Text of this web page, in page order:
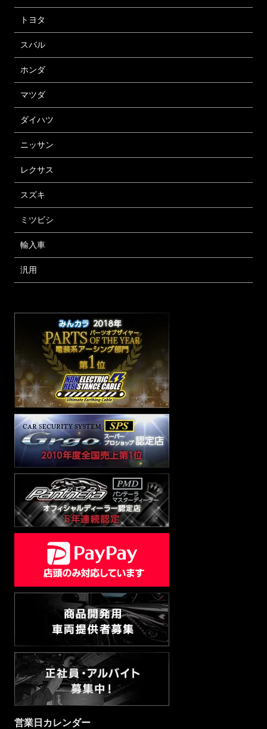
トヨタ
スバル
ホンダ
マツダ
ダイハツ
ニッサン
レクサス
スズキ
ミツビシ
輸入車
汎用
営業日カレンダー